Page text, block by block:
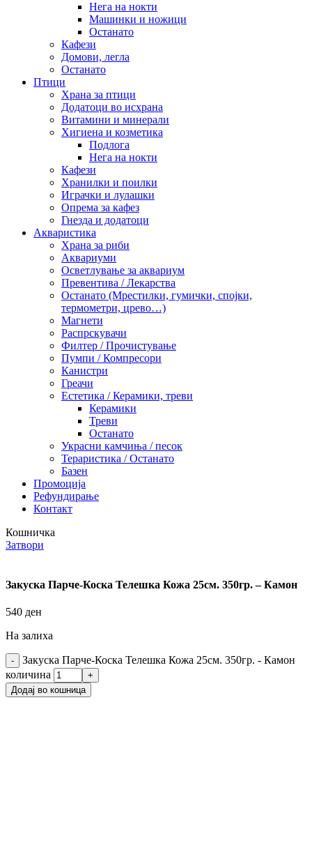
Нега на нокти
Машинки и ножици
Останато
Кафези
Домови, легла
Останато
Птици
Храна за птици
Додатоци во исхрана
Витамини и минерали
Хигиена и козметика
Подлога
Нега на нокти
Кафези
Хранилки и поилки
Играчки и лулашки
Опрема за кафез
Гнезда и додатоци
Акваристика
Храна за риби
Аквариуми
Осветлување за аквариум
Превентива / Лекарства
Останато (Мрестилки, гумички, спојки,
термометри, црево…)
Магнети
Распрскувачи
Филтер / Прочистување
Пумпи / Компресори
Канистри
Греачи
Естетика / Керамики, треви
Керамики
Треви
Останато
Украсни камчиња / песок
Тераристика / Останато
Базен
Промоција
Рефундирање
Контакт
Кошничка
Затвори
Закуска Парче-Коска Телешка Кожа 25см. 350гр. – Камон
540 ден
На залиха
Закуска Парче-Коска Телешка Кожа 25см. 350гр. - Камон
количина
Додај во кошница